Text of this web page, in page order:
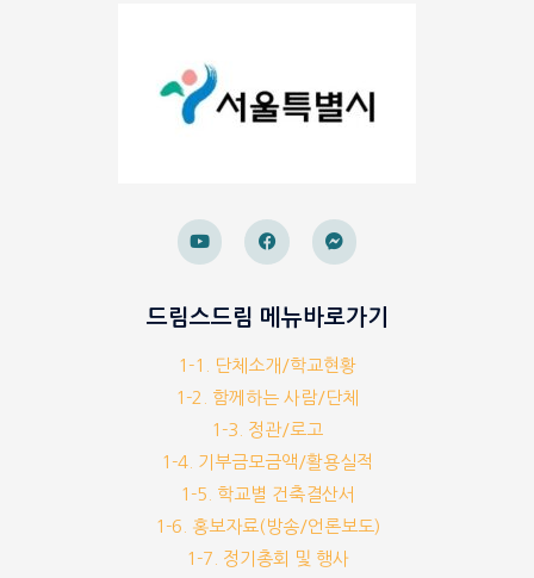
드림스드림 메뉴바로가기
1-1. 단체소개/학교현황
1-2. 함께하는 사람/단체
1-3. 정관/로고
1-4. 기부금모금액/활용실적
1-5. 학교별 건축결산서
1-6. 홍보자료(방송/언론보도)
1-7. 정기총회 및 행사